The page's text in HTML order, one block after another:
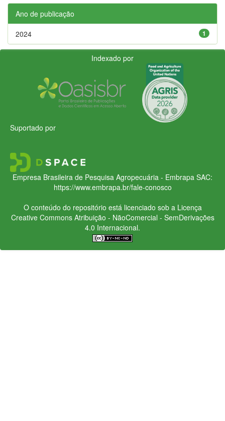
Ano de publicação
1
2024
Indexado por
Suportado por
Empresa Brasileira de Pesquisa Agropecuária - Embrapa SAC:
https://www.embrapa.br/fale-conosco
O conteúdo do repositório está licenciado sob a Licença
Creative CommonsAtribuição - NãoComercial - SemDerivações
4.0 Internacional.